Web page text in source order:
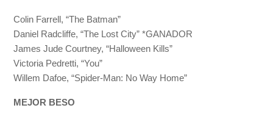
Colin Farrell, “The Batman”
Daniel Radcliffe, “The Lost City” *GANADOR
James Jude Courtney, “Halloween Kills”
Victoria Pedretti, “You”
Willem Dafoe, “Spider-Man: No Way Home”
MEJOR BESO